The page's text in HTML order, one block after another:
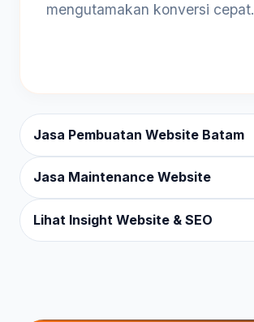
mengutamakan konversi cepat.
Jasa Pembuatan Website Batam
Jasa Maintenance Website
Lihat Insight Website & SEO